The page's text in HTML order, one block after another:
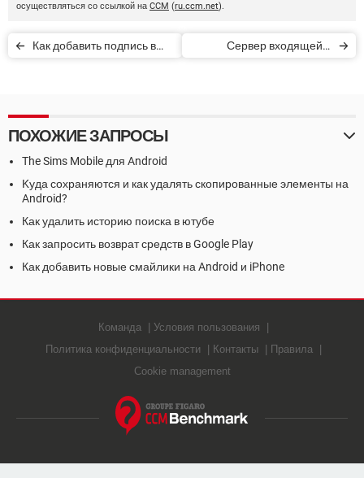
осуществляться со ссылкой на CCM (ru.ccm.net).
Как добавить подпись в
Сервер входящей и
ПОХОЖИЕ ЗАПРОСЫ
The Sims Mobile для Android
Kуда сохраняются и как удалять скопированные элементы на
Android?
Как удалить историю поиска в ютубе
Как запросить возврат средств в Google Play
Как добавить новые смайлики на Android и iPhone
Команда
Условия пользования
Политика конфиденциальности
Контакты
Правила
Cookie management